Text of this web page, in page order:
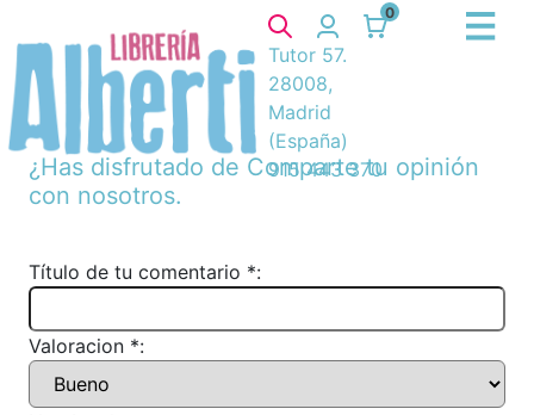
0
Tutor 57.
28008,
Madrid
(España)
915 443 370
¿Has disfrutado de Comparte tu opinión
con nosotros.
Título de tu comentario *:
Valoracion *: